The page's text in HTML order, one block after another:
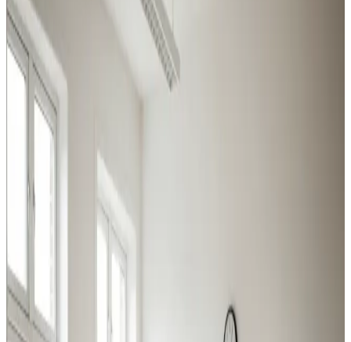
Industri, produktion, lager og kontor i Hvalsø: vi leverer
ventilation der matcher belastningen og overholder
Arbejdstilsynets krav.
Procesventilation
Udsugning ved svejsning, slibning og kemikalier i Hvalsø.
Overholder Arbejdstilsynets krav.
Læs mere